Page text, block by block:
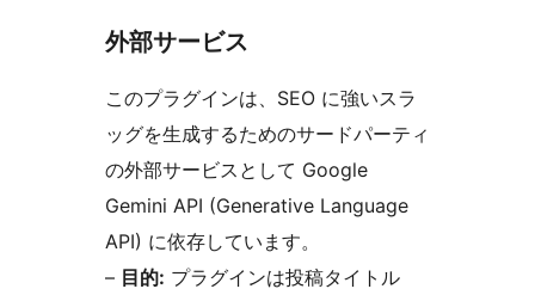
外部サービス
このプラグインは、SEO に強いスラ
ッグを生成するためのサードパーティ
の外部サービスとして Google
Gemini API (Generative Language
API) に依存しています。
– 目的: プラグインは投稿タイトル